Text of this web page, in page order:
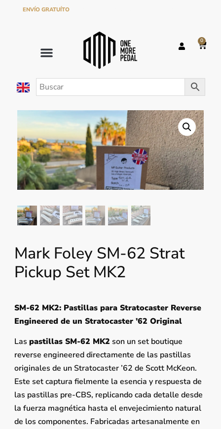
ENVÍO GRATUÍTOEN PEDIDOS SUPERIORES A 120€ EN PENÍNSULA
0
Mark Foley SM-62 Strat
Pickup Set MK2
SM-62 MK2: Pastillas para Stratocaster Reverse
Engineered de un Stratocaster ’62 Original
Las pastillas SM-62 MK2 son un set boutique
reverse engineered directamente de las pastillas
originales de un Stratocaster ’62 de Scott McKeon.
Este set captura fielmente la esencia y respuesta de
las pastillas pre-CBS, replicando cada detalle desde
la fuerza magnética hasta el envejecimiento natural
de los componentes. Fabricadas artesanalmente en